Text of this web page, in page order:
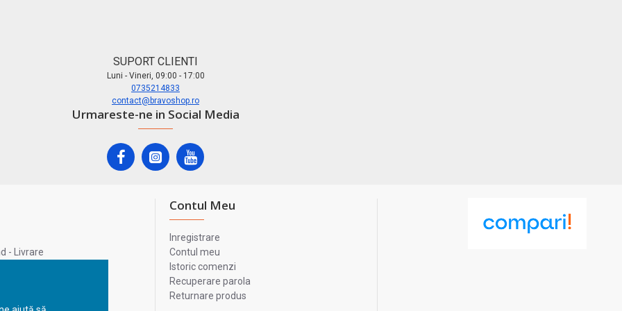
SUPORT CLIENTI
Luni - Vineri, 09:00 - 17:00
0735214833
contact@bravoshop.ro
Urmareste-ne in Social Media
- Livrare
Contul Meu
Inregistrare
Contul meu
Istoric comenzi
Recuperare parola
Returnare produs